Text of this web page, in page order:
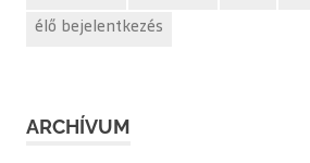
élő bejelentkezés
ARCHÍVUM